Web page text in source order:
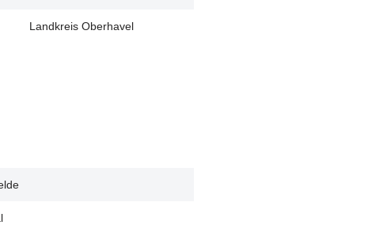
Landkreis Oberhavel